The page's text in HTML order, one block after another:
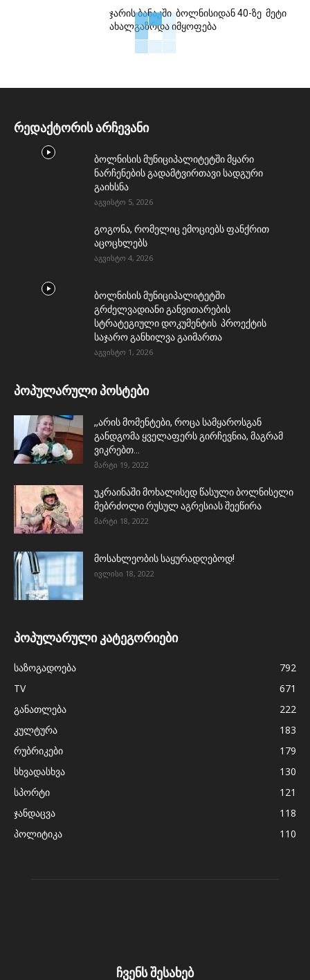
ჯარის ბანაკში ბოლნისიდან 40-ზე მეტი
ახალგაზრდა იმყოფება
რედაქტორის არჩევანი
ბოლნისის მუნიციპალიტეტში მყარი
ნარჩენების გადამტვირთავი სადგური
გაიხსნა
აგვისტო 5, 2026
გოგონა, რომელიც ემოციებს ფანქრით
აცოცხლებს
აგვისტო 4, 2026
ბოლნისის მუნიციპალიტეტში
გრძელვადიანი განვითარების
სტრატეგიული დოკუმენტის პროექტის
საჯარო განხილვა გაიმართა
აგვისტო 1, 2026
პოპულარული პოსტები
,,არის მომენტები, როცა სამყაროსგან
განდგომა ყველაფერს გირჩევნია, მაგრამ
ვიკრებთ...
მარტი 19, 2022
უკრაინაში მოხალისედ წასული ბოლნისელი
მებრძოლი რუსულ აგრესიას შეეწირა
მარტი 18, 2022
მოსახლეობის საყურადღებოდ!
ივლისი 18, 2022
პოპულარული კატეგორიები
საზოგადოება
792
TV
671
განათლება
222
კულტურა
183
რუბრიკები
179
სხვადასხვა
130
სპორტი
121
ჯანდაცვა
118
პოლიტიკა
110
ჩვენს შესახებ